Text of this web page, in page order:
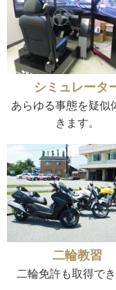
シミュレータ
あらゆる事態を疑似
きます。
二輪教習
二輪免許も取得で